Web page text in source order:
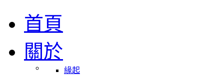
首頁
關於
緣起